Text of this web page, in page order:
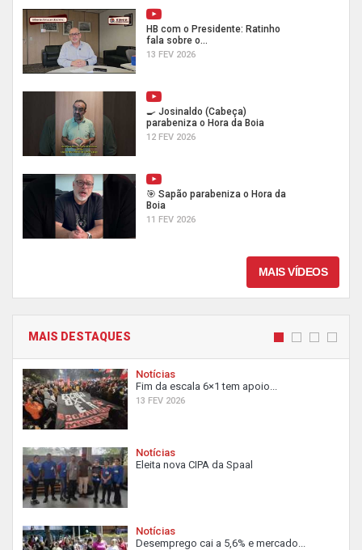
HB com o Presidente: Ratinho
fala sobre o...
13 FEV 2026
🍳 Josinaldo (Cabeça)
parabeniza o Hora da Boia
12 FEV 2026
🎯 Sapão parabeniza o Hora da
Boia
11 FEV 2026
MAIS VÍDEOS
MAIS DESTAQUES
Notícias
Fim da escala 6×1 tem apoio...
13 FEV 2026
Notícias
Eleita nova CIPA da Spaal
Notícias
Desemprego cai a 5,6% e mercado...